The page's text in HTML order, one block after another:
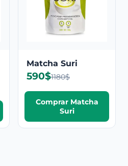
Matcha Suri
590$1180$
Comprar Matcha
Suri